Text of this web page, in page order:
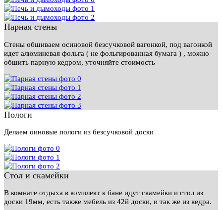
Парная стены
Стены обшиваем осиновой безсучковой вагонкой, под вагонкой
идет алюминевая фольга ( не фольгированная бумага ) , можно
обшить парную кедром, уточняйте стоимость
Пологи
Делаем оиновые пологи из безсучковой доски
Стол и скамейки
В комнате отдыха в комплект к бане идут скамейки и стол из
доски 19мм, есть также мебель из 42й доски, и так же из кедра.